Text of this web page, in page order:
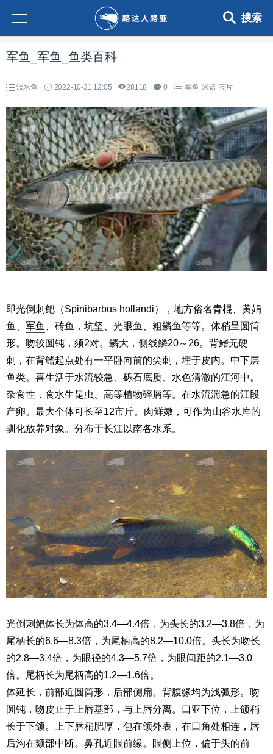
搜索
军鱼_军鱼_鱼类百科
淡水鱼 2022-10-31 12:05 28118 0 军鱼 米诺 亮片
即光倒刺鲃（Spinibarbus hollandi），地方俗名青棍、黄娟
鱼、 军鱼
、砖鱼，坑坚、光眼鱼、粗鳞鱼等等。体稍呈圆筒
形。吻较圆钝，须2对。鳞大，侧线鳞20～26。背鳍无硬
刺，在背鳍起点处有一平卧向前的尖刺，埋于皮内。中下层
鱼类。喜生活于水流较急、砾石底质、水色清澈的江河中。
杂食性，食水生昆虫、高等植物碎屑等。在水流湍急的江段
产卵。最大个体可长至12市斤。肉鲜嫩，可作为山谷水库的
驯化放养对象。分布于长江以南各水系。
光倒刺鲃体长为体高的3.4—4.4倍，为头长的3.2—3.8倍，为
尾柄长的6.6—8.3倍，为尾柄高的8.2—10.0倍。头长为吻长
的2.8—3.4倍，为眼径的4.3—5.7倍，为眼间距的2.1—3.0
倍。尾柄长为尾柄高的1.2—1.6倍。
体延长，前部近圆筒形，后部侧扁。背腹缘均为浅弧形。吻
圆钝，吻皮止于上唇基部，与上唇分离。口亚下位，上颌稍
长于下颌。上下唇稍肥厚，包在颌外表，在口角处相连，唇
后沟在颏部中断。鼻孔近眼前缘。眼侧上位，偏于头的前